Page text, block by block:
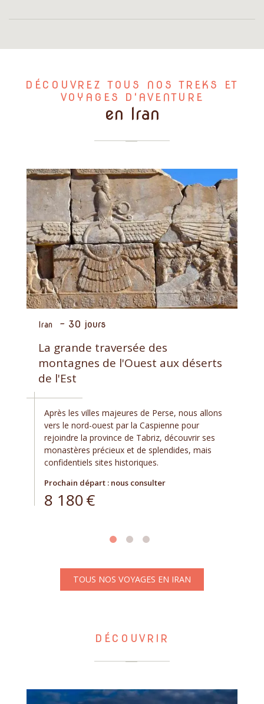
DÉCOUVREZ TOUS NOS TREKS ET
VOYAGES D'AVENTURE
en Iran
Iran - 30 jours
La grande traversée des
montagnes de l'Ouest aux déserts
de l'Est
Après les villes majeures de Perse, nous allons
vers le nord-ouest par la Caspienne pour
rejoindre la province de Tabriz, découvrir ses
monastères précieux et de splendides, mais
confidentiels sites historiques.
Prochain départ : nous consulter
8 180€
TOUS NOS VOYAGES EN IRAN
DÉCOUVRIR